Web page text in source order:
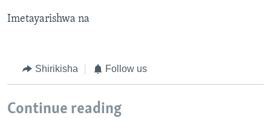
Imetayarishwa na
Shirikisha Follow us
Continue reading